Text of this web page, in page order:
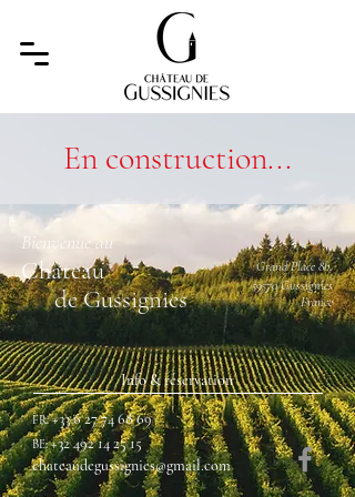
En construction...
Bienvenue au
Château
de Gussignies
Grand Place 8b,
59570 Gussignies
France
Info & réservation
FR: +33 6 27 74 68 69
BE: +32 492 14 25 15
chateaudegussignies@gmail.com